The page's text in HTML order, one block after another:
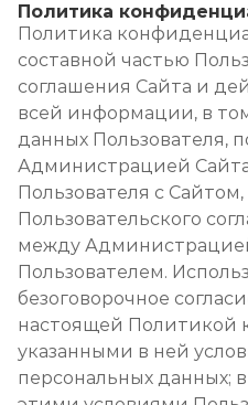
Политика
Политика
составной частью
соглашения Сайта и
всей информации, в
данных Пользователя,
Администрацией
Пользователя с
Пользовательского
между
Пользователем.
безоговорочное
настоящей Политикой
указанными в ней
персональных данных;